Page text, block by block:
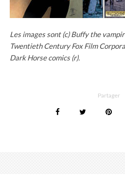
Les images sont (c) Buffy the
Twentieth Century Fox Film
Dark Horse comics (r).
Partager